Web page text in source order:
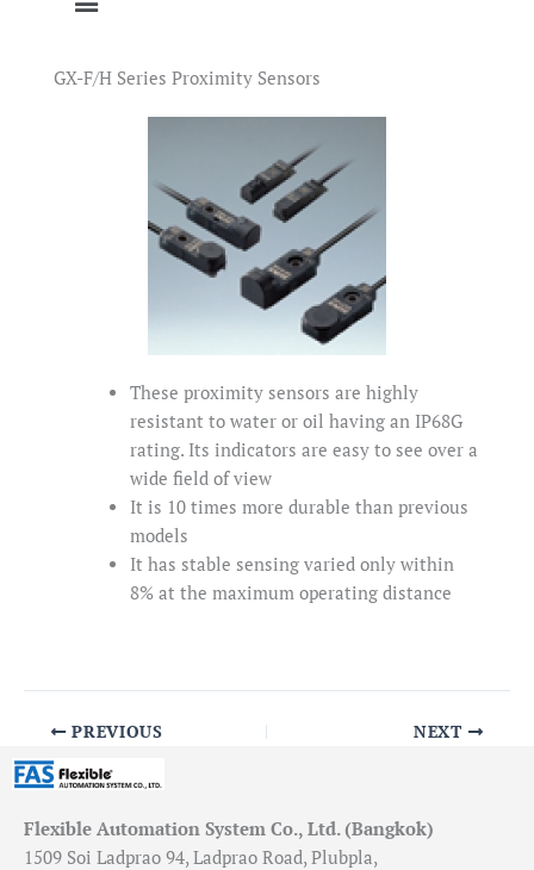
GX-F/H Series Proximity Sensors
These proximity sensors are highly
resistant to water or oil having an IP68G
rating. Its indicators are easy to see over a
wide field of view
It is 10 times more durable than previous
models
It has stable sensing varied only within
8% at the maximum operating distance
PREVIOUS NEXT
Flexible Automation System Co., Ltd. (Bangkok)
1509 Soi Ladprao 94, Ladprao Road, Plubpla,